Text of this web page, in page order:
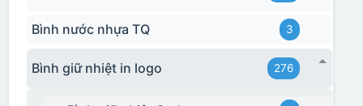
Bình nước nhựa TQ 3
Bình giữ nhiệt in logo 276